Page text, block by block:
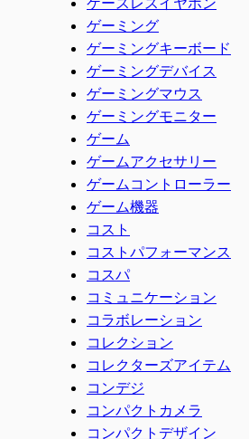
ゲーミング
ゲーミングキーボード
ゲーミングデバイス
ゲーミングマウス
ゲーミングモニター
ゲーム
ゲームアクセサリー
ゲームコントローラー
ゲーム機器
コスト
コストパフォーマンス
コスパ
コミュニケーション
コラボレーション
コレクション
コレクターズアイテム
コンデジ
コンパクトカメラ
コンパクトデザイン